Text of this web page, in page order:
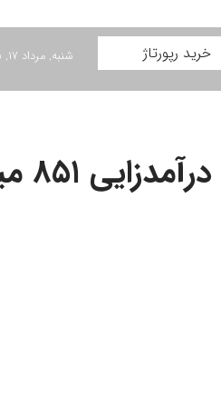
خرید رپورتاژ شنبه, مرداد ۱۷, ۱۴۰۵
درآمدزایی ۸۵۱ میلیارد تومانی در مهرماه